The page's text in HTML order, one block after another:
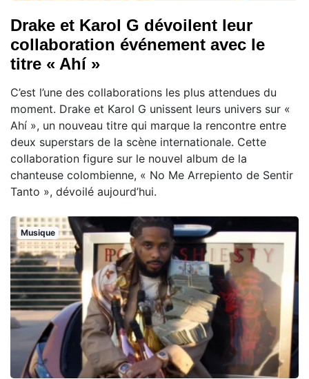
Drake et Karol G dévoilent leur
collaboration événement avec le
titre « Ahí »
C’est l’une des collaborations les plus attendues du
moment. Drake et Karol G unissent leurs univers sur «
Ahí », un nouveau titre qui marque la rencontre entre
deux superstars de la scène internationale. Cette
collaboration figure sur le nouvel album de la
chanteuse colombienne, « No Me Arrepiento de Sentir
Tanto », dévoilé aujourd’hui.
Musique